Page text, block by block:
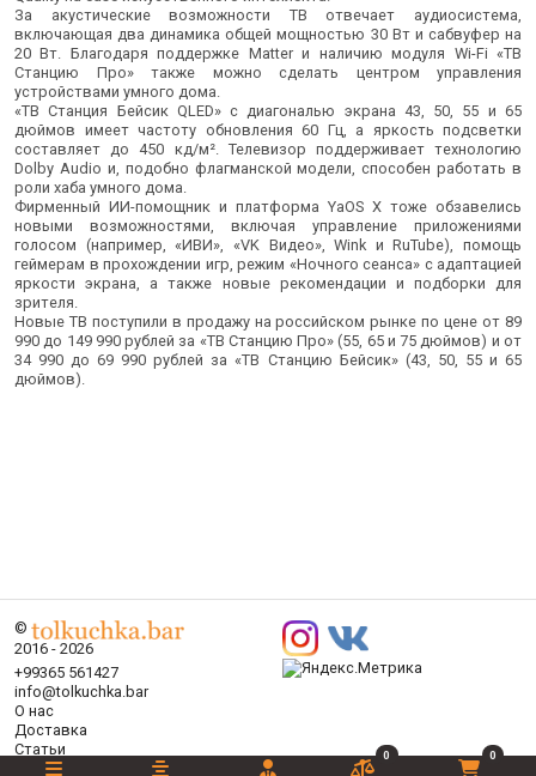
За акустические возможности ТВ отвечает аудиосистема,
включающая два динамика общей мощностью 30 Вт и сабвуфер на
20 Вт. Благодаря поддержке Matter и наличию модуля Wi-Fi «ТВ
Станцию Про» также можно сделать центром управления
устройствами умного дома.
«ТВ Станция Бейсик QLED» с диагональю экрана 43, 50, 55 и 65
дюймов имеет частоту обновления 60 Гц, а яркость подсветки
составляет до 450 кд/м². Телевизор поддерживает технологию
Dolby Audio и, подобно флагманской модели, способен работать в
роли хаба умного дома.
Фирменный ИИ-помощник и платформа YaOS Х тоже обзавелись
новыми возможностями, включая управление приложениями
голосом (например, «ИВИ», «VK Видео», Wink и RuTube), помощь
геймерам в прохождении игр, режим «Ночного сеанса» с адаптацией
яркости экрана, а также новые рекомендации и подборки для
зрителя.
Новые ТВ поступили в продажу на российском рынке по цене от 89
990 до 149 990 рублей за «ТВ Станцию Про» (55, 65 и 75 дюймов) и от
34 990 до 69 990 рублей за «ТВ Станцию Бейсик» (43, 50, 55 и 65
дюймов).
©
2016 - 2026
+99365 561427
info@tolkuchka.bar
О нас
Доставка
Статьи
0 0